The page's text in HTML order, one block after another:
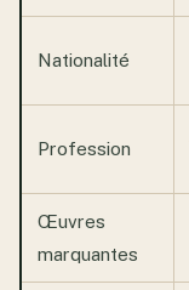
Nationalité
Profession
Œuvres
marquantes